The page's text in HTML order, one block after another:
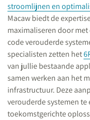
stroomlijnen en
Macaw biedt de
maximaliseren door
code verouderde
specialisten zetten het
van jullie bestaande
samen werken aan het
infrastructuur. Deze
verouderde systemen
toekomstgerichte